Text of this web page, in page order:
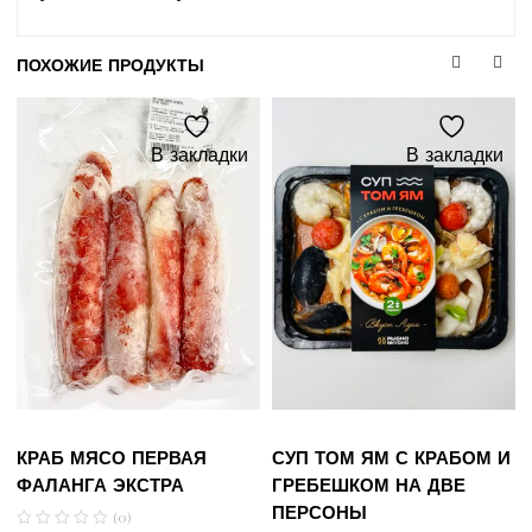
ПОХОЖИЕ ПРОДУКТЫ
В закладки
КРАБ МЯСО ПЕРВАЯ
ФАЛАНГА ЭКСТРА
(0)
В закладки
СУП ТОМ ЯМ С КРАБОМ И
ГРЕБЕШКОМ НА ДВЕ
ПЕРСОНЫ